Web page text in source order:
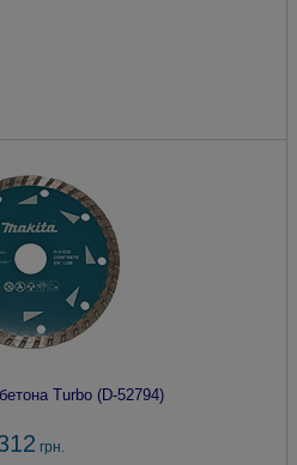
Turbo (D-52794)
грн.